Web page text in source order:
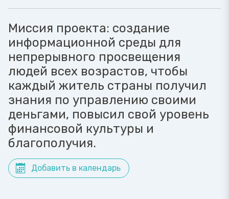
Миссия проекта: создание
информационной среды для
непрерывного просвещения
людей всех возрастов, чтобы
каждый житель страны получил
знания по управлению своими
деньгами, повысил свой уровень
финансовой культуры и
благополучия.
Добавить в календарь